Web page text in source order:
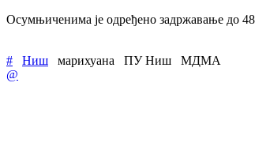
Осумњиченима је одређено задржавање до
# Ниш марихуана ПУ Ниш
МДМА
@